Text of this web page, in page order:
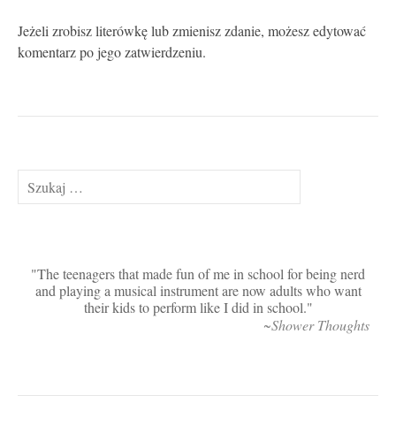
Jeżeli zrobisz literówkę lub zmienisz zdanie, możesz edytować
komentarz po jego zatwierdzeniu.
Szukaj:
The teenagers that made fun of me in school for being nerd
and playing a musical instrument are now adults who want
their kids to perform like I did in school.
~Shower Thoughts